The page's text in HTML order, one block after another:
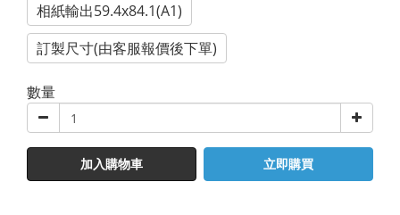
相紙輸出59.4x84.1(A1)
訂製尺寸(由客服報價後下單)
數量
加入購物車 立即購買